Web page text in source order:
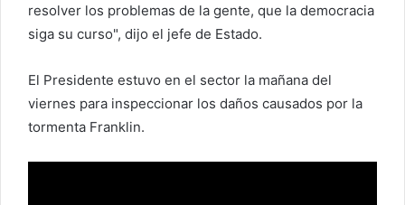
l
e
t
r
resolver los problemas de la gente, que la democracia
siga su curso", dijo el jefe de Estado.
El Presidente estuvo en el sector la mañana del
viernes para inspeccionar los daños causados ​​por la
tormenta Franklin.